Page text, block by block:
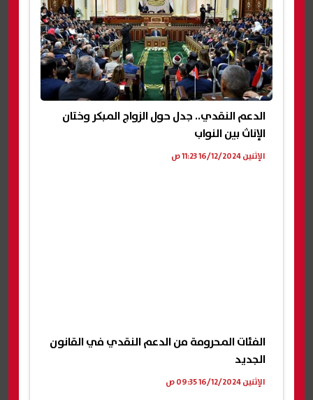
الدعم النقدي.. جدل حول الزواج المبكر وختان
الإناث بين النواب
الإثنين 16/12/2024 11:23 ص
الفئات المحرومة من الدعم النقدي في القانون
الجديد
الإثنين 16/12/2024 09:35 ص